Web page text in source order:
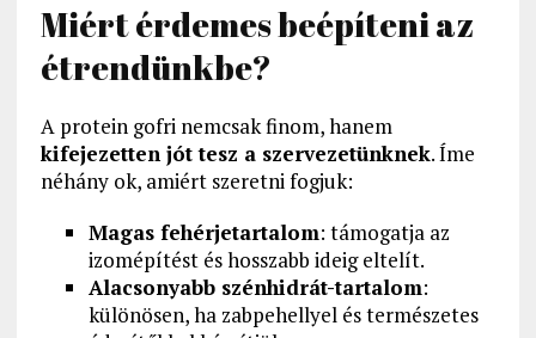
Miért érdemes beépíteni az
étrendünkbe?
A protein gofri nemcsak finom, hanem
kifejezetten jót tesz a szervezetünknek. Íme
néhány ok, amiért szeretni fogjuk:
Magas fehérjetartalom: támogatja az
izomépítést és hosszabb ideig eltelít.
Alacsonyabb szénhidrát-tartalom:
különösen, ha zabpehellyel és természetes